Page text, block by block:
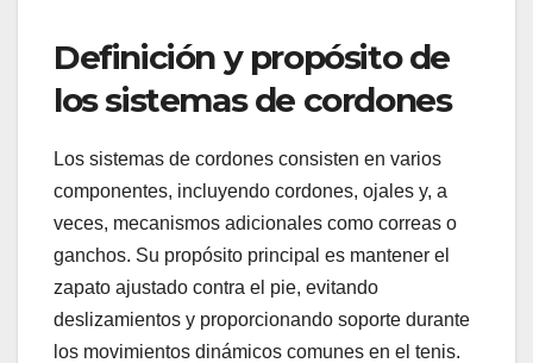
Definición y propósito de
los sistemas de cordones
Los sistemas de cordones consisten en varios
componentes, incluyendo cordones, ojales y, a
veces, mecanismos adicionales como correas o
ganchos. Su propósito principal es mantener el
zapato ajustado contra el pie, evitando
deslizamientos y proporcionando soporte durante
los movimientos dinámicos comunes en el tenis.